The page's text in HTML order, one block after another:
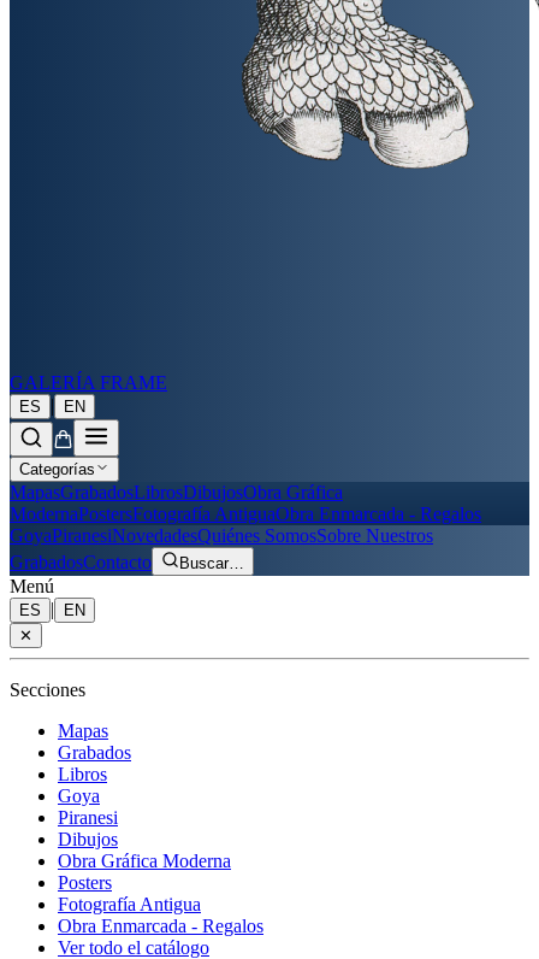
GALERÍA FRAME
ES | EN
Categorías
MapasGrabadosLibrosDibujosObra Gráfica
ModernaPostersFotografía AntiguaObra Enmarcada - Regalos
GoyaPiranesiNovedadesQuiénes SomosSobre Nuestros
GrabadosContacto Buscar…
Menú
ES |
EN
✕
Secciones
Mapas
Grabados
Libros
Goya
Piranesi
Dibujos
Obra Gráfica Moderna
Posters
Fotografía Antigua
Obra Enmarcada - Regalos
Ver todo el catálogo